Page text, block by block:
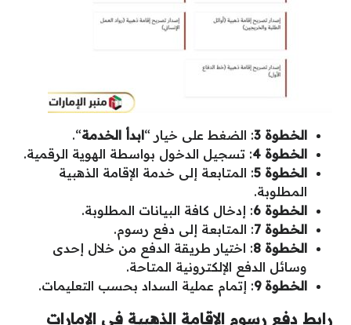
الخطوة 3 : الضغط على خيار “ابدأ الخدمة“.
الخطوة 4
: تسجيل الدخول بواسطة الهوية الرقمية.
الخطوة 5
: المتابعة إلى خدمة الإقامة الذهبية
المطلوبة.
الخطوة 6
: إدخال كافة البيانات المطلوبة.
الخطوة 7
: المتابعة إلى دفع رسوم.
الخطوة 8
: اختيار طريقة الدفع من خلال إحدى
وسائل الدفع الإلكترونية المتاحة.
الخطوة 9 : إتمام عملية السداد بحسب التعليمات.
رابط دفع رسوم الإقامة الذهبية في الإمارات